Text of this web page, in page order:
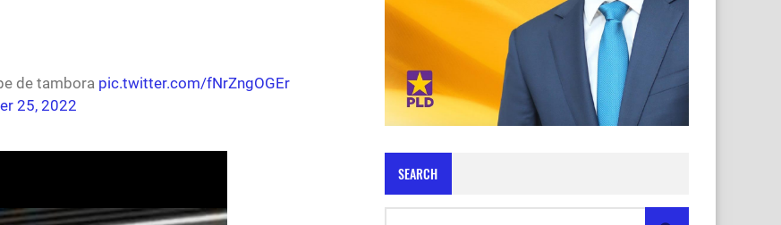
de tambora pic.twitter.com/fNrZngOGEr
25, 2022
SEARCH